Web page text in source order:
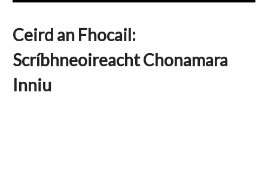
Ceird an Fhocail:
Scríbhneoireacht Chonamara
Inniu